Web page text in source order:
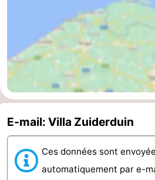
Vlaanderen
Nieuwvliet
-
Sluis
-
Nature
Het
Météo
Contact
E-mail: Villa Zuiderduin
Ces données sont
automatiquement par e-